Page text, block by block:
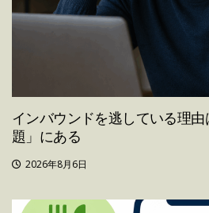
インバウンドを逃している理
題」にある
2026年8月6日